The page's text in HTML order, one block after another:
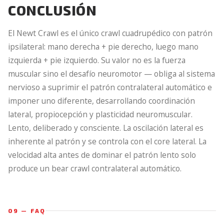
CONCLUSIÓN
El Newt Crawl es el único crawl cuadrupédico con patrón
ipsilateral: mano derecha + pie derecho, luego mano
izquierda + pie izquierdo. Su valor no es la fuerza
muscular sino el desafío neuromotor — obliga al sistema
nervioso a suprimir el patrón contralateral automático e
imponer uno diferente, desarrollando coordinación
lateral, propiocepción y plasticidad neuromuscular.
Lento, deliberado y consciente. La oscilación lateral es
inherente al patrón y se controla con el core lateral. La
velocidad alta antes de dominar el patrón lento solo
produce un bear crawl contralateral automático.
09 — FAQ